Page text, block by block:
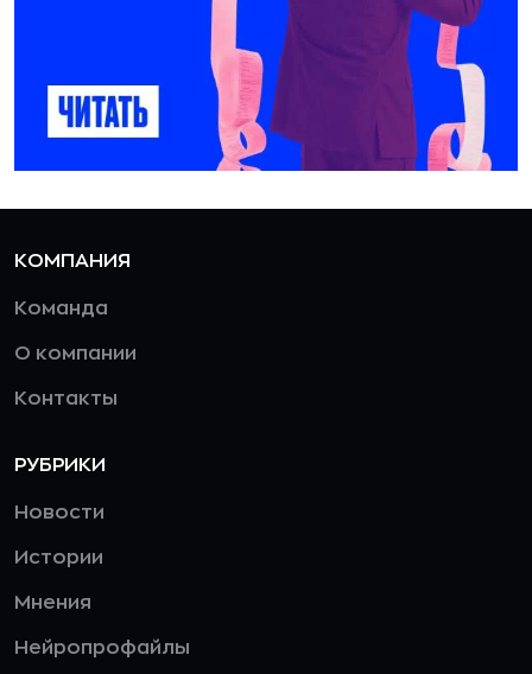
КОМПАНИЯ
Команда
О компании
Контакты
РУБРИКИ
Новости
Истории
Мнения
Нейропрофайлы